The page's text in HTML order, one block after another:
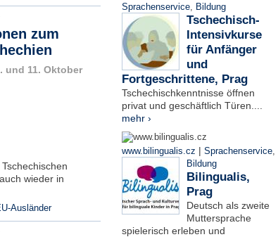
zum
und 11. Oktober
wieder in
Ausländer
Sprachenservice, Bildung
Tschechisch-
Intensivkurse
für Anfänger
und
Fortgeschrittene, Prag
Tschechischkenntnisse öffnen
privat und geschäftlich Türen....
mehr ›
www.bilingualis.cz | Sprachenservice,
Bildung
Bilingualis,
Prag
Deutsch als zweite
Muttersprache
spielerisch erleben und